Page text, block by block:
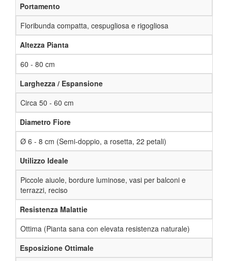
Portamento
Floribunda compatta, cespugliosa e rigogliosa
Altezza Pianta
60 - 80 cm
Larghezza / Espansione
Circa 50 - 60 cm
Diametro Fiore
Ø 6 - 8 cm (Semi-doppio, a rosetta, 22 petali)
Utilizzo Ideale
Piccole aiuole, bordure luminose, vasi per balconi e
terrazzi, reciso
Resistenza Malattie
Ottima (Pianta sana con elevata resistenza naturale)
Esposizione Ottimale